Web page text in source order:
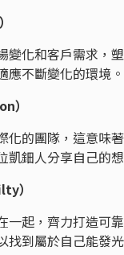
變化和客戶需求，
應不斷變化的環境
）
化的團隊，這意味
凱鈿人分享自己的
）
一起，齊力打造可
找到屬於自己能發